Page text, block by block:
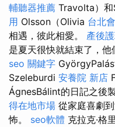
輔聽器推薦 Travolta）
用 Olsson（Olivia 台北
相遇，彼此相愛。 產後
是夏天很快就結束了，他
seo 關鍵字
Szeleburdi 安養院 新店
ÁgnesBálint的日記之後
得在地市場 從家庭喜劇
怖。 seo軟體 克拉克·格